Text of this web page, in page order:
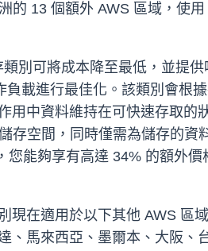
的 13 個額外 AWS 區域，使
別可將成本降至最低，並提
載進行最佳化。該類別會根
用中資料維持在可快速存取
存空間，同時僅需為儲存的
能夠享有高達 34% 的額外
現在適用於以下其他 AWS 區
、馬來西亞、墨爾本、大阪